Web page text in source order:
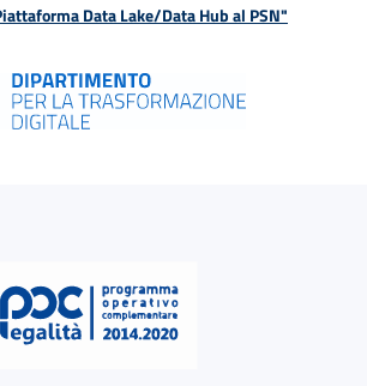
Data Lake/Data Hub al PSN"